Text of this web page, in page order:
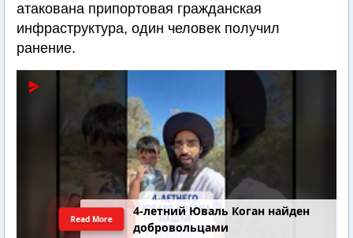
атакована припортовая гражданская
инфраструктура, один человек получил
ранение.
4-летний Юваль Коган найден
добровольцами
Read More